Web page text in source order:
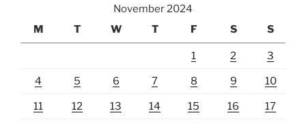
November 2024
M
T W T F S S
1 2 3
4 5 6 7 8 9 10
11 12 13 14 15 16 17